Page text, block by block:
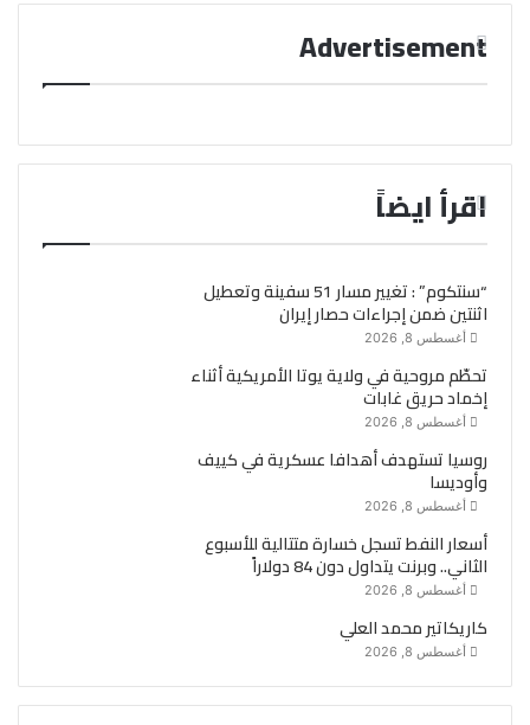
Advertisement
اقرأ ايضاً
“سنتكوم” : تغيير مسار 51 سفينة وتعطيل
اثنتين ضمن إجراءات حصار إيران
أغسطس 8, 2026
تحطّم مروحية في ولاية يوتا الأمريكية أثناء
إخماد حريق غابات
أغسطس 8, 2026
روسيا تستهدف أهدافا عسكرية في كييف
وأوديسا
أغسطس 8, 2026
أسعار النفط تسجل خسارة متتالية للأسبوع
الثاني.. وبرنت يتداول دون 84 دولاراً
أغسطس 8, 2026
كاريكاتير محمد العلي
أغسطس 8, 2026